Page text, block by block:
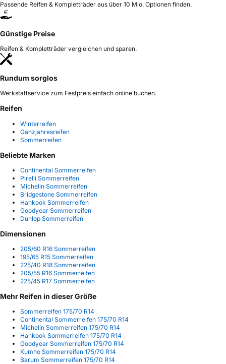
Passende Reifen & Kompletträder aus über 10 Mio. Optionen finden.
Günstige Preise
Reifen & Kompletträder vergleichen und sparen.
Rundum sorglos
Werkstattservice zum Festpreis einfach online buchen.
Reifen
Winterreifen
Ganzjahresreifen
Sommerreifen
Beliebte Marken
Continental Sommerreifen
Pirelli Sommerreifen
Michelin Sommerreifen
Bridgestone Sommerreifen
Hankook Sommerreifen
Goodyear Sommerreifen
Dunlop Sommerreifen
Dimensionen
205/60 R16 Sommerreifen
195/65 R15 Sommerreifen
225/40 R18 Sommerreifen
205/55 R16 Sommerreifen
225/45 R17 Sommerreifen
Mehr Reifen in dieser Größe
Sommerreifen 175/70 R14
Continental Sommerreifen 175/70 R14
Michelin Sommerreifen 175/70 R14
Hankook Sommerreifen 175/70 R14
Goodyear Sommerreifen 175/70 R14
Kumho Sommerreifen 175/70 R14
Barum Sommerreifen 175/70 R14